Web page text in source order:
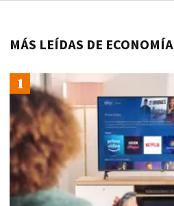
MÁS LEÍDAS DE ECONOMÍA